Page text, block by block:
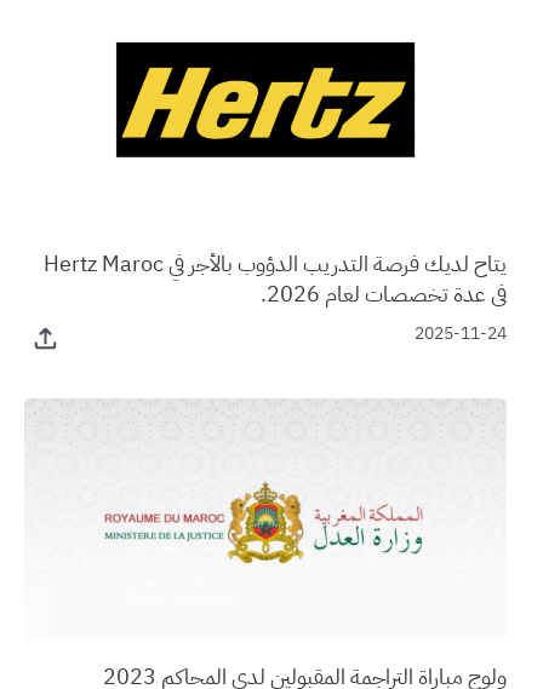
يتاح لديك فرصة التدريب الدؤوب بالأجر في Hertz Maroc
في عدة تخصصات لعام 2026.
2025-11-24
ولوج مباراة التراجمة المقبولين لدى المحاكم 2023